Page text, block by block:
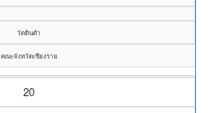
วัดดินดำ
คณะจังหวัดเชียงราย
20